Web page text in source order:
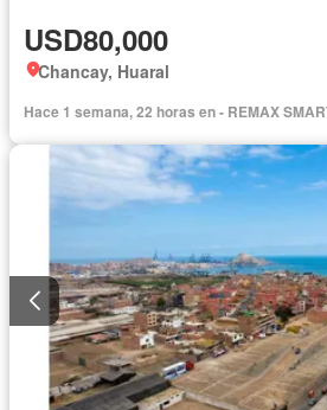
USD80,000
Chancay, Huaral
Hace 1 semana, 22 horas en - REMAX